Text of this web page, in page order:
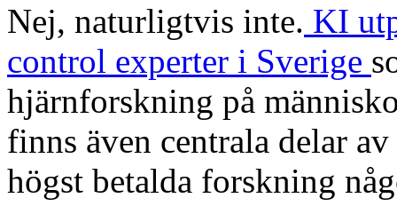
Nej, naturligtvis inte. KI
control experter i Sverige
hjärnforskning på
finns även centrala delar av
högst betalda forskning